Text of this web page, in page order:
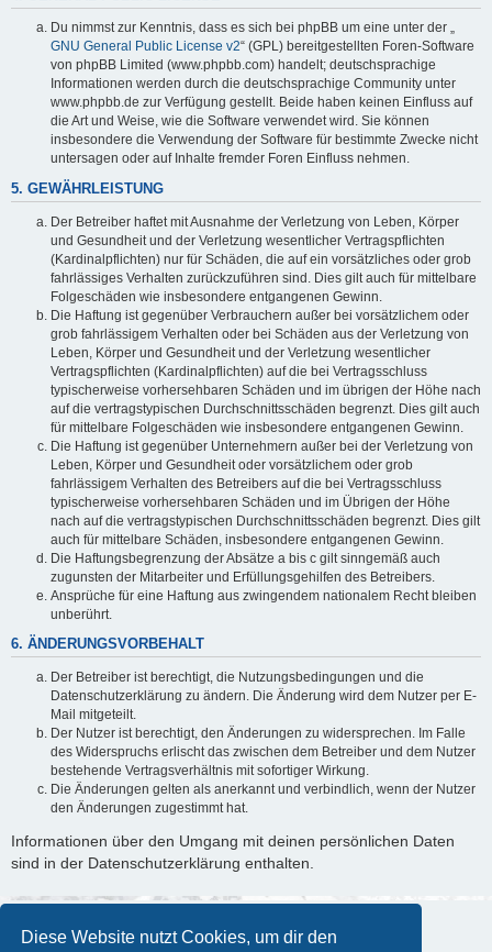
Diese Website nutzt Cookies, um dir den
Du nimmst zur Kenntnis, dass es sich bei phpBB um eine unter der „
GNU General Public License v2“ (GPL) bereitgestellten Foren-Software
von phpBB Limited (www.phpbb.com) handelt; deutschsprachige
Informationen werden durch die deutschsprachige Community unter
www.phpbb.de zur Verfügung gestellt. Beide haben keinen Einfluss auf
die Art und Weise, wie die Software verwendet wird. Sie können
insbesondere die Verwendung der Software für bestimmte Zwecke nicht
untersagen oder auf Inhalte fremder Foren Einfluss nehmen.
5. GEWÄHRLEISTUNG
Der Betreiber haftet mit Ausnahme der Verletzung von Leben, Körper
und Gesundheit und der Verletzung wesentlicher Vertragspflichten
(Kardinalpflichten) nur für Schäden, die auf ein vorsätzliches oder grob
fahrlässiges Verhalten zurückzuführen sind. Dies gilt auch für mittelbare
Folgeschäden wie insbesondere entgangenen Gewinn.
Die Haftung ist gegenüber Verbrauchern außer bei vorsätzlichem oder
grob fahrlässigem Verhalten oder bei Schäden aus der Verletzung von
Leben, Körper und Gesundheit und der Verletzung wesentlicher
Vertragspflichten (Kardinalpflichten) auf die bei Vertragsschluss
typischerweise vorhersehbaren Schäden und im übrigen der Höhe nach
auf die vertragstypischen Durchschnittsschäden begrenzt. Dies gilt auch
für mittelbare Folgeschäden wie insbesondere entgangenen Gewinn.
Die Haftung ist gegenüber Unternehmern außer bei der Verletzung von
Leben, Körper und Gesundheit oder vorsätzlichem oder grob
fahrlässigem Verhalten des Betreibers auf die bei Vertragsschluss
typischerweise vorhersehbaren Schäden und im Übrigen der Höhe
nach auf die vertragstypischen Durchschnittsschäden begrenzt. Dies gilt
auch für mittelbare Schäden, insbesondere entgangenen Gewinn.
Die Haftungsbegrenzung der Absätze a bis c gilt sinngemäß auch
zugunsten der Mitarbeiter und Erfüllungsgehilfen des Betreibers.
Ansprüche für eine Haftung aus zwingendem nationalem Recht bleiben
unberührt.
6. ÄNDERUNGSVORBEHALT
Der Betreiber ist berechtigt, die Nutzungsbedingungen und die
Datenschutzerklärung zu ändern. Die Änderung wird dem Nutzer per E-
Mail mitgeteilt.
Der Nutzer ist berechtigt, den Änderungen zu widersprechen. Im Falle
des Widerspruchs erlischt das zwischen dem Betreiber und dem Nutzer
bestehende Vertragsverhältnis mit sofortiger Wirkung.
Die Änderungen gelten als anerkannt und verbindlich, wenn der Nutzer
den Änderungen zugestimmt hat.
Informationen über den Umgang mit deinen persönlichen Daten
sind in der Datenschutzerklärung enthalten.